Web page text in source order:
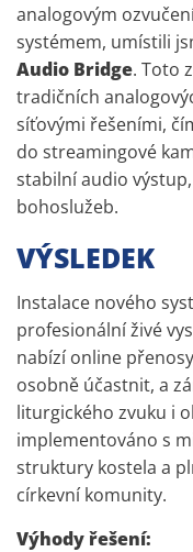
analogovým
systémem, umístili
Audio Bridge. Toto
tradičních
síťovými řešeními,
do streamingové
stabilní audio
bohoslužeb.
VÝSLEDEK
Instalace nového
profesionální živé
nabízí online
osobně účastnit, a
liturgického zvuku i
implementováno s
struktury kostela a
církevní komunity.
Výhody řešení: